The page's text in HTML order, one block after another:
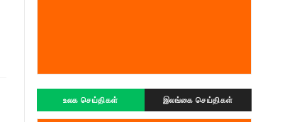
உலக செய்திகள் இலங்கை செய்திகள்